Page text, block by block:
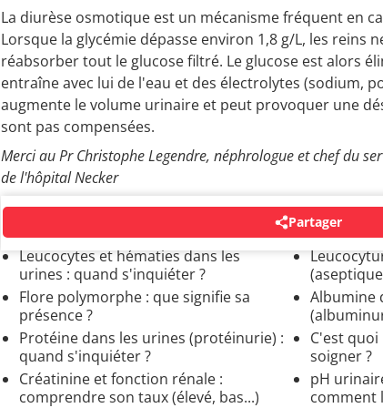
La diurèse osmotique est un mécanisme fréquent en
Lorsque la glycémie dépasse environ 1,8 g/L, les reins
réabsorber tout le glucose filtré. Le glucose est alors
entraîne avec lui de l'eau et des électrolytes (sodium,
augmente le volume urinaire et peut provoquer une
sont pas compensées.
Merci au Pr Christophe Legendre, néphrologue et chef du
de l'hôpital Necker
Partager
ANALYSES D'URINES ET DE SELLES
Leucocytes et hématies dans les
urines : quand s'inquiéter ?
Flore polymorphe : que signifie sa
présence ?
Albumine
Protéine dans les urines (protéinurie) :
quand s'inquiéter ?
C'est quoi
soigner ?
Créatinine et fonction rénale :
comprendre son taux (élevé, bas...)
pH
comment